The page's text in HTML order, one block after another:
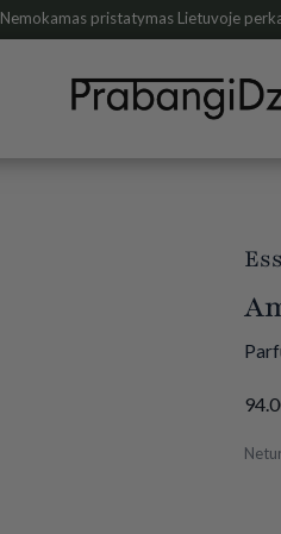
Nemokamas pristatymas Lietuvoje